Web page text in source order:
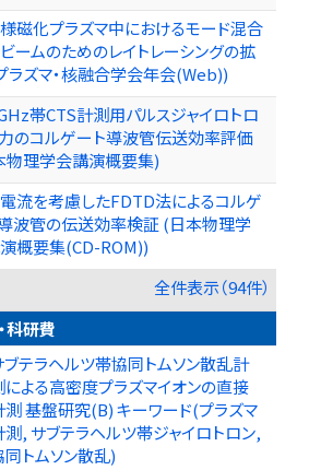
磁化プラズマ中におけるモード混合
ームのためのレイトレーシングの拡
ラズマ・核融合学会年会(Web))
帯CTS計測用パルスジャイロトロ
のコルゲート導波管伝送効率評価
物理学会講演概要集)
流を考慮したFDTD法によるコルゲ
波管の伝送効率検証 (日本物理学
概要集(CD-ROM))
全件表示（94件）
科研費
ブテラヘルツ帯協同トムソン散乱計
による高密度プラズマイオンの直接
測 基盤研究(B) キーワード(プラズマ
測, サブテラヘルツ帯ジャイロトロン,
同トムソン散乱)